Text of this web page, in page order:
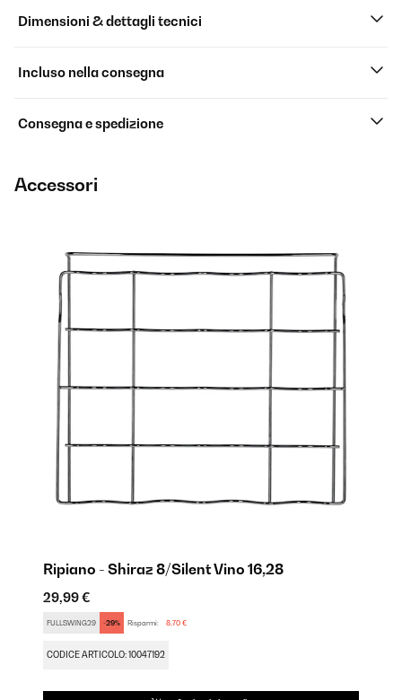
Dimensioni & dettagli tecnici
Incluso nella consegna
Consegna e spedizione
Accessori
Ripiano - Shiraz 8/Silent Vino 16,28
29,99 €
FULLSWING29 -29% Risparmi: 8,70 €
CODICE ARTICOLO: 10047192